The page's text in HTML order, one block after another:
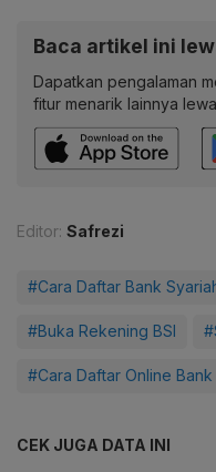
Baca artikel ini
Dapatkan pengalaman
fitur menarik lainnya
Editor: Safrezi
#Cara Daftar Bank
#Buka Rekening BSI
#Cara Daftar Online
CEK JUGA DATA INI